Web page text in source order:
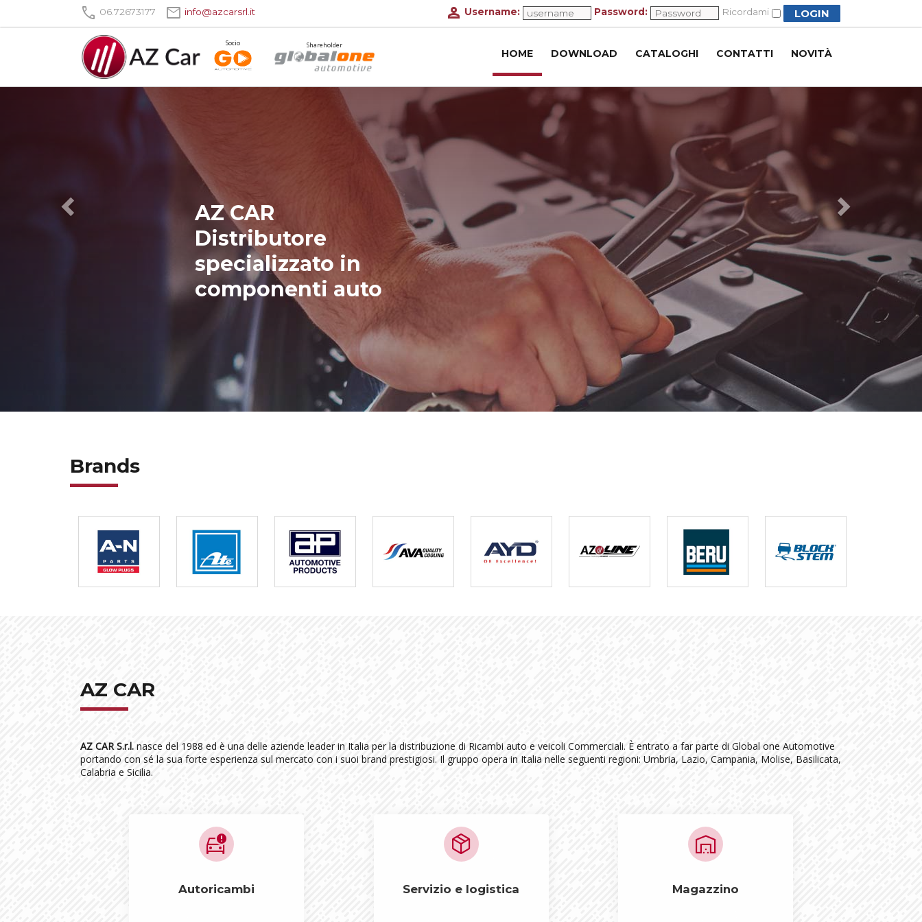
call 06.72673177 mail info@azcarsrl.it person Username: Password: Ricordami
Socio Shareholder
HOME DOWNLOAD CATALOGHI CONTATTI NOVITÀ
AZ CAR
Distributore
specializzato in
componenti auto
Brands
AZ CAR
AZ CAR S.r.l. nasce del 1988 ed è una delle aziende leader in Italia per la distribuzione di Ricambi auto e veicoli Commerciali. È entrato a far parte di Global one Automotive
portando con sé la sua forte esperienza sul mercato con i suoi brand prestigiosi. Il gruppo opera in Italia nelle seguenti regioni: Umbria, Lazio, Campania, Molise, Basilicata,
Calabria e Sicilia.
car_crash
Autoricambi
package_2
Servizio e logistica
warehouse
Magazzino